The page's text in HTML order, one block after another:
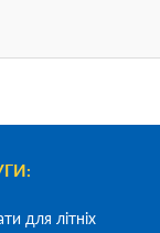
для літніх